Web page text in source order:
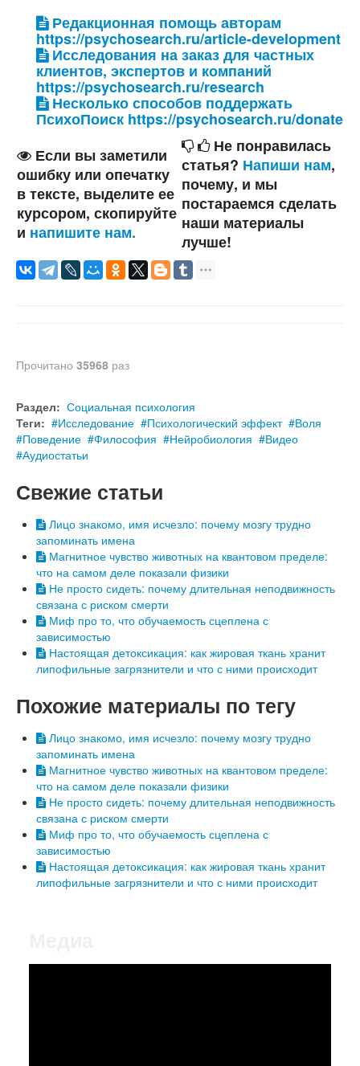
Редакционная помощь авторам
https://psychosearch.ru/article-development
Исследования на заказ для частных
клиентов, экспертов и компаний
https://psychosearch.ru/research
Несколько способов поддержать
ПсихоПоиск https://psychosearch.ru/donate
Если вы заметили
ошибку или опечатку
в тексте, выделите ее
курсором, скопируйте
и напишите нам.
Не понравилась
статья? Напиши нам,
почему, и мы
постараемся сделать
наши материалы
лучше!
Прочитано 35968 раз
Раздел: Социальная психология
Теги:
Исследование Психологический эффект
Воля
Поведение
Философия Нейробиология
Видео
Аудиостатьи
Свежие статьи
Лицо знакомо, имя исчезло: почему мозгу трудно
запоминать имена
Магнитное чувство животных на квантовом пределе:
что на самом деле показали физики
Не просто сидеть: почему длительная неподвижность
связана с риском смерти
Миф про то, что обучаемость сцеплена с
зависимостью
Настоящая детоксикация: как жировая ткань хранит
липофильные загрязнители и что с ними происходит
Похожие материалы по тегу
Лицо знакомо, имя исчезло: почему мозгу трудно
запоминать имена
Магнитное чувство животных на квантовом пределе:
что на самом деле показали физики
Не просто сидеть: почему длительная неподвижность
связана с риском смерти
Миф про то, что обучаемость сцеплена с
зависимостью
Настоящая детоксикация: как жировая ткань хранит
липофильные загрязнители и что с ними происходит